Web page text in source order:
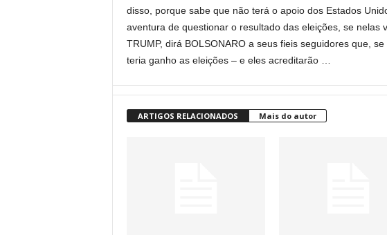
disso, porque sabe que não terá o apoio dos Estados
aventura de questionar o resultado das eleições, se nelas
TRUMP, dirá BOLSONARO a seus fieis seguidores que,
teria ganho as eleições – e eles acreditarão …
ARTIGOS RELACIONADOS Mais do autor